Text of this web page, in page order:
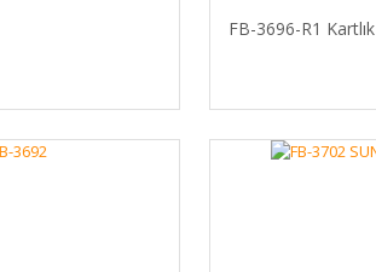
FB-3696-R1 Kartlık